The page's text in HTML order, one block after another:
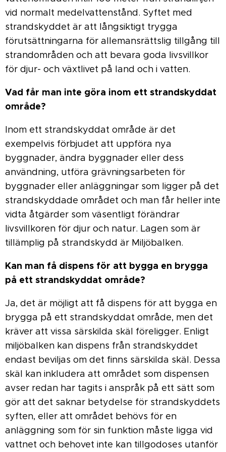
vid normalt medelvattenstånd. Syftet med
strandskyddet är att långsiktigt trygga
förutsättningarna för allemansrättslig tillgång till
strandområden och att bevara goda livsvillkor
för djur- och växtlivet på land och i vatten.
Vad får man inte göra inom ett strandskyddat
område?
Inom ett strandskyddat område är det
exempelvis förbjudet att uppföra nya
byggnader, ändra byggnader eller dess
användning, utföra grävningsarbeten för
byggnader eller anläggningar som ligger på det
strandskyddade området och man får heller inte
vidta åtgärder som väsentligt förändrar
livsvillkoren för djur och natur. Lagen som är
tillämplig på strandskydd är Miljöbalken.
Kan man få dispens för att bygga en brygga
på ett strandskyddat område?
Ja, det är möjligt att få dispens för att bygga en
brygga på ett strandskyddat område, men det
kräver att vissa särskilda skäl föreligger. Enligt
miljöbalken kan dispens från strandskyddet
endast beviljas om det finns särskilda skäl. Dessa
skäl kan inkludera att området som dispensen
avser redan har tagits i anspråk på ett sätt som
gör att det saknar betydelse för strandskyddets
syften, eller att området behövs för en
anläggning som för sin funktion måste ligga vid
vattnet och behovet inte kan tillgodoses utanför